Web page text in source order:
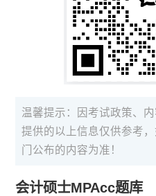
温馨提示：因考试政策、
提供的以上信息仅供参考
门公布的内容为准！
会计硕士MPAcc题库